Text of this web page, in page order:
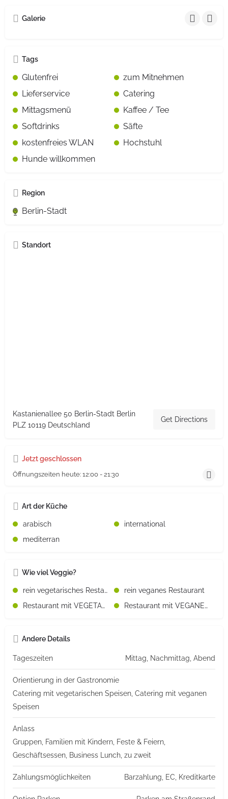
Galerie
Tags
Glutenfrei
zum Mitnehmen
Lieferservice
Catering
Mittagsmenü
Kaffee / Tee
Softdrinks
Säfte
kostenfreies WLAN
Hochstuhl
Hunde willkommen
Region
Berlin-Stadt
Standort
Kastanienallee 50 Berlin-Stadt Berlin
PLZ 10119 Deutschland
Get Directions
Jetzt geschlossen
Öffnungszeiten heute: 12:00 - 21:30
Art der Küche
arabisch
international
mediterran
Wie viel Veggie?
rein vegetarisches Restaurant
rein veganes Restaurant
Restaurant mit VEGETARISCHEN Speisen
Restaurant mit VEGANEN Speisen
Andere Details
Tageszeiten Mittag, Nachmittag, Abend
Orientierung in der Gastronomie
Catering mit vegetarischen Speisen, Catering mit veganen
Speisen
Anlass
Gruppen, Familien mit Kindern, Feste & Feiern,
Geschäftsessen, Business Lunch, zu zweit
Zahlungsmöglichkeiten Barzahlung, EC, Kreditkarte